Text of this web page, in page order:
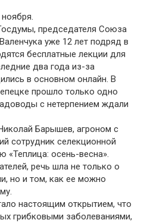
председателя Союза
уже 12 лет подряд в
бесплатные лекции для
два года из-за
в основном онлайн. В
прошло только одно
с нетерпением ждали
Барышев, агроном с
сотрудник селекционной
«Теплица: осень-весна».
речь шла не только о
но и том, как ее можно
настоящим открытием, что
грибковыми заболеваниями,